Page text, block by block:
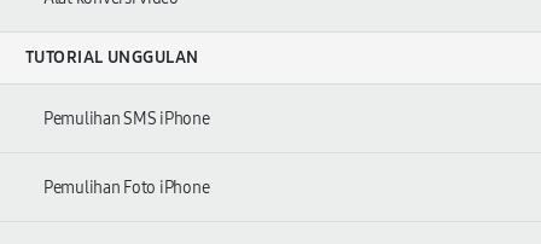
TUTORIAL UNGGULAN
Pemulihan SMS iPhone
Pemulihan Foto iPhone